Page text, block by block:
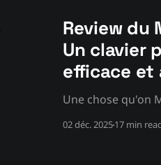
Review du
Un clavier
efficace et
Une chose qu'on
02 déc. 202517 min